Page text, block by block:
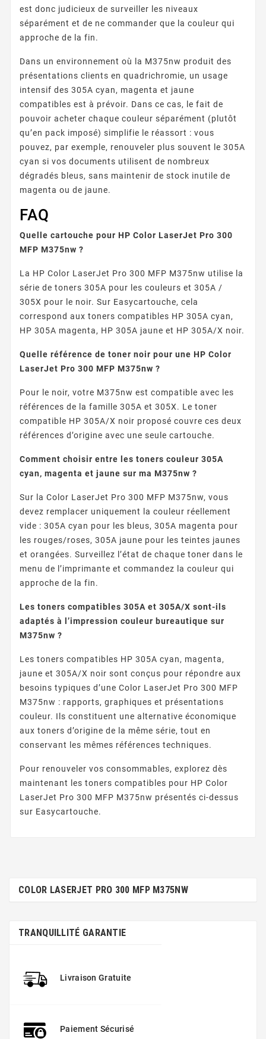
est donc judicieux de surveiller les niveaux
séparément et de ne commander que la couleur qui
approche de la fin.
Dans un environnement où la M375nw produit des
présentations clients en quadrichromie, un usage
intensif des 305A cyan, magenta et jaune
compatibles est à prévoir. Dans ce cas, le fait de
pouvoir acheter chaque couleur séparément (plutôt
qu’en pack imposé) simplifie le réassort : vous
pouvez, par exemple, renouveler plus souvent le 305A
cyan si vos documents utilisent de nombreux
dégradés bleus, sans maintenir de stock inutile de
magenta ou de jaune.
FAQ
Quelle cartouche pour HP Color LaserJet Pro 300
MFP M375nw ?
La HP Color LaserJet Pro 300 MFP M375nw utilise la
série de toners 305A pour les couleurs et 305A /
305X pour le noir. Sur Easycartouche, cela
correspond aux toners compatibles HP 305A cyan,
HP 305A magenta, HP 305A jaune et HP 305A/X noir.
Quelle référence de toner noir pour une HP Color
LaserJet Pro 300 MFP M375nw ?
Pour le noir, votre M375nw est compatible avec les
références de la famille 305A et 305X. Le toner
compatible HP 305A/X noir proposé couvre ces deux
références d’origine avec une seule cartouche.
Comment choisir entre les toners couleur 305A
cyan, magenta et jaune sur ma M375nw ?
Sur la Color LaserJet Pro 300 MFP M375nw, vous
devez remplacer uniquement la couleur réellement
vide : 305A cyan pour les bleus, 305A magenta pour
les rouges/roses, 305A jaune pour les teintes jaunes
et orangées. Surveillez l’état de chaque toner dans le
menu de l’imprimante et commandez la couleur qui
approche de la fin.
Les toners compatibles 305A et 305A/X sont-ils
adaptés à l’impression couleur bureautique sur
M375nw ?
Les toners compatibles HP 305A cyan, magenta,
jaune et 305A/X noir sont conçus pour répondre aux
besoins typiques d’une Color LaserJet Pro 300 MFP
M375nw : rapports, graphiques et présentations
couleur. Ils constituent une alternative économique
aux toners d’origine de la même série, tout en
conservant les mêmes références techniques.
Pour renouveler vos consommables, explorez dès
maintenant les toners compatibles pour HP Color
LaserJet Pro 300 MFP M375nw présentés ci-dessus
sur Easycartouche.
COLOR LASERJET PRO 300 MFP M375NW
TRANQUILLITÉ GARANTIE
Livraison Gratuite
Paiement Sécurisé